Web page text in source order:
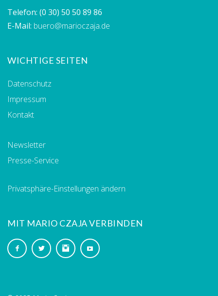
Telefon: (0 30) 50 50 89 86
E-Mail: buero@marioczaja.de
WICHTIGE SEITEN
Datenschutz
Impressum
Kontakt
Newsletter
Presse-Service
Privatsphäre-Einstellungen ändern
MIT MARIO CZAJA VERBINDEN